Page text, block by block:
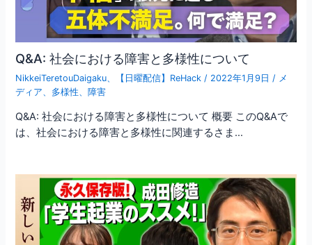
Q&A: 社会における障害と多様性について
NikkeiTeretouDaigaku 【日曜配信】ReHack / 2022年1月9日 / メ
ディア
多様性 、障害
Q&A: 社会における障害と多様性について 概要 このQ&Aで
は、社会における障害と多様性に関連するさま…